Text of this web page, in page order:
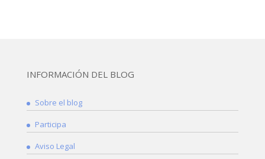
INFORMACIÓN DEL BLOG
Sobre el blog
Participa
Aviso Legal